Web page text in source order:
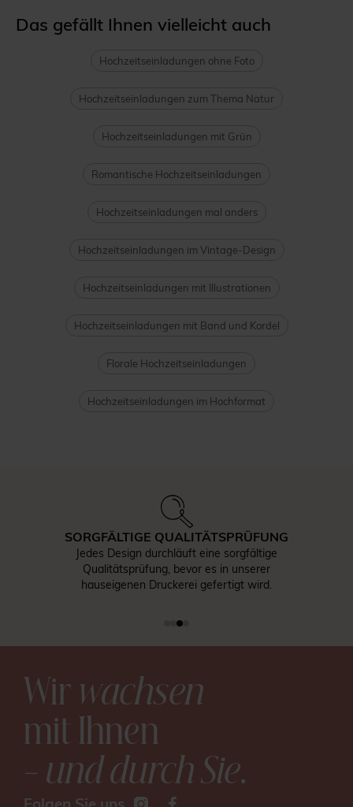
Das gefällt Ihnen vielleicht auch
Hochzeitseinladungen ohne Foto
Hochzeitseinladungen zum Thema Natur
Hochzeitseinladungen mit Grün
Romantische Hochzeitseinladungen
Hochzeitseinladungen mal anders
Hochzeitseinladungen im Vintage-Design
Hochzeitseinladungen mit Illustrationen
Hochzeitseinladungen mit Band und Kordel
Florale Hochzeitseinladungen
Hochzeitseinladungen im Hochformat
SORGFÄLTIGE QUALITÄTSPRÜFUNG
Jedes Design durchläuft eine sorgfältige
Qualitätsprüfung, bevor es in unserer
hauseigenen Druckerei gefertigt wird.
Wirwachsen
mit Ihnen
– und durch Sie.